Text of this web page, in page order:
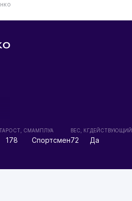
РОСТ, СМ
178
АМПЛУА
Спортсмен
ВЕС, КГ
72
ДЕЙСТВУЮЩИЙ
Да